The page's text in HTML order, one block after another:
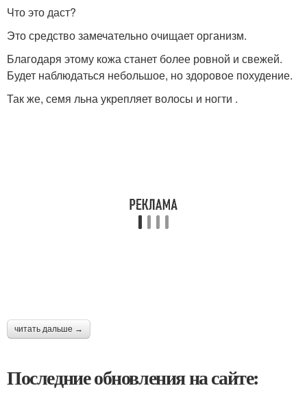
Что это даст?
Это средство замечательно очищает организм.
Благодаря этому кожа станет более ровной и свежей.
Будет наблюдаться небольшое, но здоровое похудение.
Так же, семя льна укрепляет волосы и ногти .
читать дальше →
Последние обновления на сайте: